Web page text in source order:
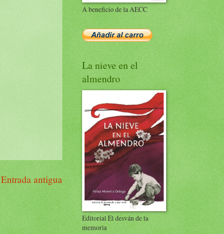
Entrada antigua
A beneficio de la AECC
La nieve en el
almendro
Editorial El desván de la
memoria